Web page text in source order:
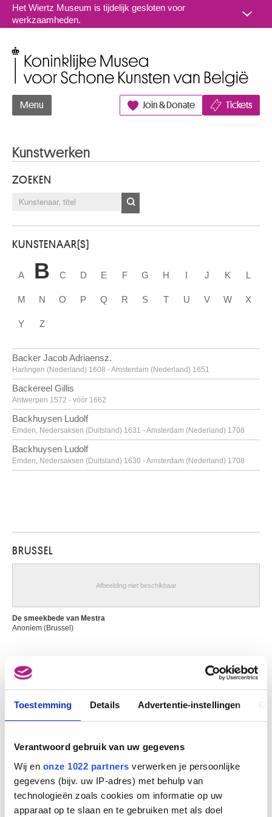
Toestemming Details Advertentie-instellingen
Verantwoord gebruik van uw gegevens
Wij en onze 1022 partners verwerken je persoonlijke
gegevens (bijv. uw IP-adres) met behulp van
technologieën zoals cookies om informatie op uw
apparaat op te slaan en te gebruiken met als doel
Naar inhoud
Het Wiertz Museum is tijdelijk gesloten voor
werkzaamheden.
Menu Join & Donate Tickets
Kunstwerken
ZOEKEN
KUNSTENAAR(S)
A B C D E F G H I J K L
M N O P Q R S T U V W X
Y Z
Backer Jacob Adriaensz.
Harlingen (Nederland) 1608 - Amsterdam (Nederland) 1651
Backereel Gillis
Antwerpen 1572 - vóór 1662
Backhuysen Ludolf
Emden, Nedersaksen (Duitsland) 1631 - Amsterdam (Nederland) 1708
Backhuysen Ludolf
Emden, Nedersaksen (Duitsland) 1630 - Amsterdam (Nederland) 1708
Lovendegem 1904 - Gent 1980
Halmstad (Zweden) 1911 - Stockholm (Zweden) 1981
Baes Firmin
Brussel 1850 -1920
Baes Rachel
Elsene / Brussel 1912 - Brugge 1983
Bage Jacques
Bagelaar Ernst Willem Jan
Eindhoven (Nederland) 1775 - Son (Nederland) 1837
Baglione Giovanni
Rome (Italië) ca. 1566 - 1643
Bailleux Cesar
BRUSSEL
Afbeelding niet beschikbaar
De smeekbede van Mestra
Anoniem (Brussel)
Het huwelijk van Mestra